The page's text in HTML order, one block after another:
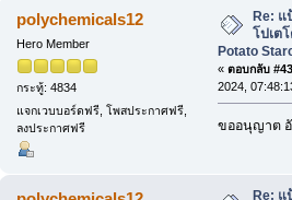
polychemicals12
Hero Member
กระทู้: 4834
แจกเวบบอร์ดฟรี, โพสประกาศฟรี,
ลงประกาศฟรี
Re: แ
โปเต
Potato
« ตอบกลับ
2024,
ขออนุญาต
Re: แ